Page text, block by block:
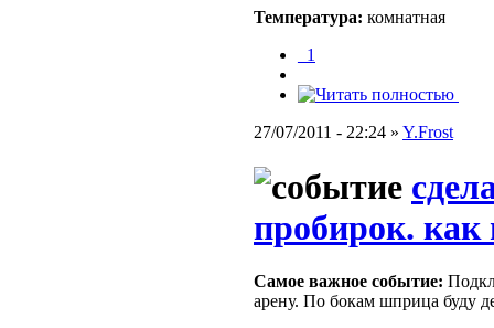
Температура: комнатная
_1
27/07/2011 - 22:24 » Y.Frost
пробирок. как
Самое важное событие:
арену. По бокам шприца буду